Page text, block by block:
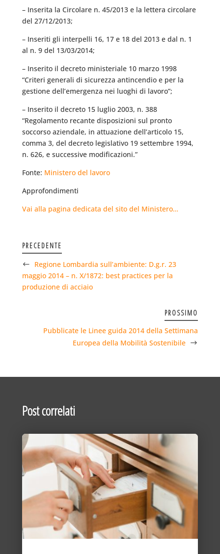
– Inserita la Circolare n. 45/2013 e la lettera circolare
del 27/12/2013;
– Inseriti gli interpelli 16, 17 e 18 del 2013 e dal n. 1
al n. 9 del 13/03/2014;
– Inserito il decreto ministeriale 10 marzo 1998
“Criteri generali di sicurezza antincendio e per la
gestione dell’emergenza nei luoghi di lavoro”;
– Inserito il decreto 15 luglio 2003, n. 388
“Regolamento recante disposizioni sul pronto
soccorso aziendale, in attuazione dell’articolo 15,
comma 3, del decreto legislativo 19 settembre 1994,
n. 626, e successive modificazioni.”
Fonte: Ministero del lavoro
Approfondimenti
Vai alla pagina dedicata del sito del Ministero…
PRECEDENTE
Regione Lombardia sull’ambiente: D.g.r. 23
maggio 2014 – n. X/1872: best practices per la
produzione di acciaio
PROSSIMO
Pubblicate le Linee guida 2014 della Settimana
Europea della Mobilità Sostenibile
Post correlati